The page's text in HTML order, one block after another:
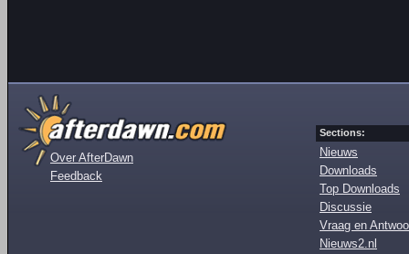
Over AfterDawn
Feedback
Sections:
Nieuws
Downloads
Top Downloads
Discussie
Vraag en
Nieuws2.nl